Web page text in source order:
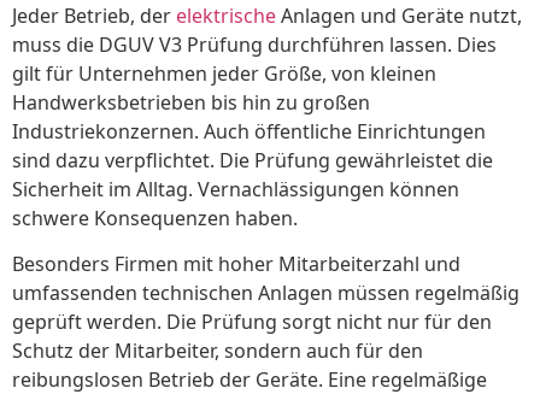
Jeder Betrieb, der elektrischeAnlagen und Geräte nutzt,
muss die DGUV V3 Prüfung durchführen lassen. Dies
gilt für Unternehmen jeder Größe, von kleinen
Handwerksbetrieben bis hin zu großen
Industriekonzernen. Auch öffentliche Einrichtungen
sind dazu verpflichtet. Die Prüfung gewährleistet die
Sicherheit im Alltag. Vernachlässigungen können
schwere Konsequenzen haben.
Besonders Firmen mit hoher Mitarbeiterzahl und
umfassenden technischen Anlagen müssen regelmäßig
geprüft werden. Die Prüfung sorgt nicht nur für den
Schutz der Mitarbeiter, sondern auch für den
reibungslosen Betrieb der Geräte. Eine regelmäßige